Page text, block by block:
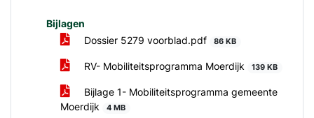
Bijlagen
Dossier 5279 voorblad.pdf
86 KB
RV- Mobiliteitsprogramma Moerdijk 139 KB
Bijlage 1- Mobiliteitsprogramma gemeente
Moerdijk
4 MB